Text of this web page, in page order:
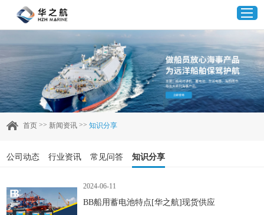
首页
产品中心
新闻资讯
首页 >> 新闻资讯 >>知识分享
公司动态 行业资讯 常见问答 知识分享
2024-06-11
BB船用蓄电池特点[华之航]现货供应